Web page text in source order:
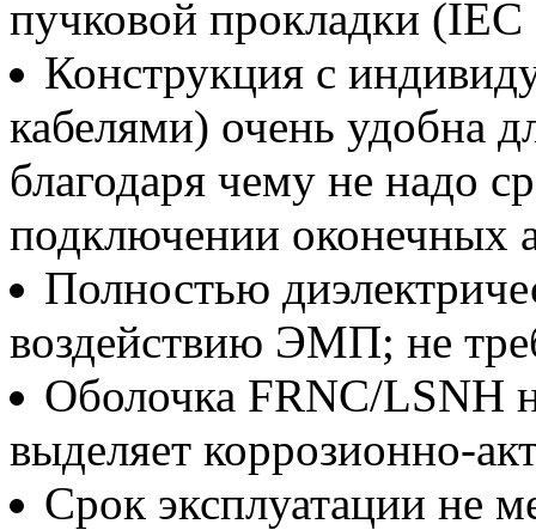
пучковой прокладки
Конструкция с
кабелями) очень удобна
благодаря чему не надо
подключении оконечных
Полностью
воздействию ЭМП; не
Оболочка FRNC/LSNH
выделяет коррозионно-
Срок эксплуатации не